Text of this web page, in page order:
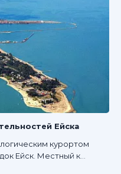
Ейска
курортом
Ейск. Местный к...